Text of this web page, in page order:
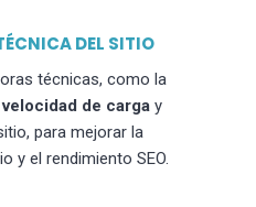
DEL SITIO
técnicas, como la
de carga y
para mejorar la
y el rendimiento SEO.